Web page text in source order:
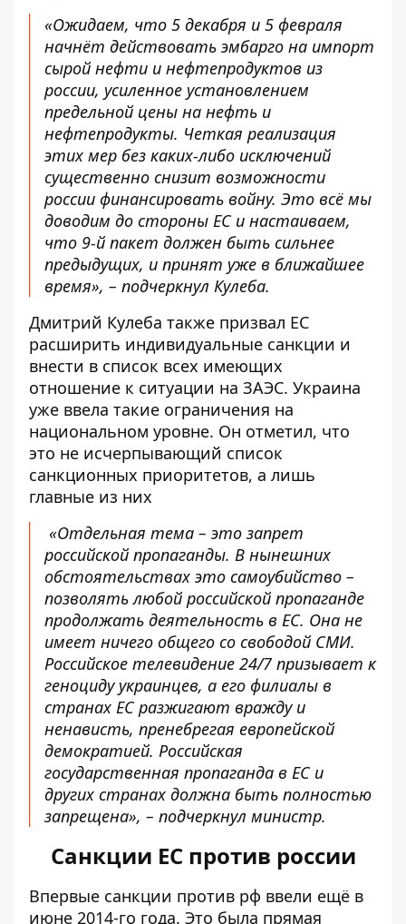
«Ожидаем, что 5 декабря и 5 февраля
начнёт действовать эмбарго на импорт
сырой нефти и нефтепродуктов из
россии, усиленное установлением
предельной цены на нефть и
нефтепродукты. Четкая реализация
этих мер без каких-либо исключений
существенно снизит возможности
россии финансировать войну. Это всё мы
доводим до стороны ЕС и настаиваем,
что 9-й пакет должен быть сильнее
предыдущих, и принят уже в ближайшее
время», – подчеркнул Кулеба.
Дмитрий Кулеба также призвал ЕС
расширить индивидуальные санкции и
внести в список всех имеющих
отношение к ситуации на ЗАЭС. Украина
уже ввела такие ограничения на
национальном уровне. Он отметил, что
это не исчерпывающий список
санкционных приоритетов, а лишь
главные из них
«Отдельная тема – это запрет
российской пропаганды. В нынешних
обстоятельствах это самоубийство –
позволять любой российской пропаганде
продолжать деятельность в ЕС. Она не
имеет ничего общего со свободой СМИ.
Российское телевидение 24/7 призывает к
геноциду украинцев, а его филиалы в
странах ЕС разжигают вражду и
ненависть, пренебрегая европейской
демократией. Российская
государственная пропаганда в ЕС и
других странах должна быть полностью
запрещена», – подчеркнул министр.
Санкции ЕС против россии
Впервые санкции против рф ввели ещё в
июне 2014-го года. Это была прямая